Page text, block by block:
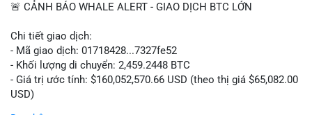
🚨 CẢNH BÁO WHALE ALERT - GIAO DỊCH BTC LỚN
Chi tiết giao dịch:
- Mã giao dịch: 01718428...7327fe52
- Khối lượng di chuyển: 2,459.2448 BTC
- Giá trị ước tính: $160,052,570.66 USD (theo thị giá $65,082.00
USD)